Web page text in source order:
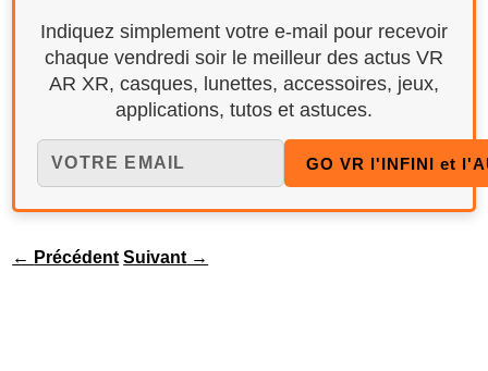
Indiquez simplement votre e-mail pour recevoir
chaque vendredi soir le meilleur des actus VR
AR XR, casques, lunettes, accessoires, jeux,
applications, tutos et astuces.
← Précédent Suivant →